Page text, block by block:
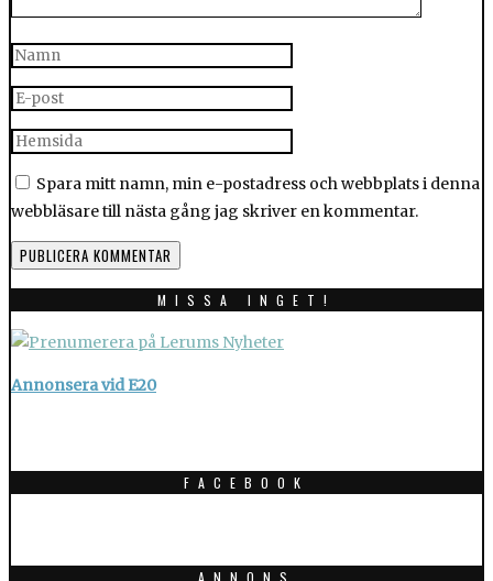
Spara mitt namn, min e-postadress och webbplats i denna
webbläsare till nästa gång jag skriver en kommentar.
MISSA INGET!
Annonsera vid E20
FACEBOOK
ANNONS